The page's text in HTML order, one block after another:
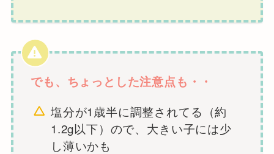
でも、ちょっとした注意点も・・
塩分が1歳半に調整されてる（約
1.2g以下）ので、大きい子には少
し薄いかも